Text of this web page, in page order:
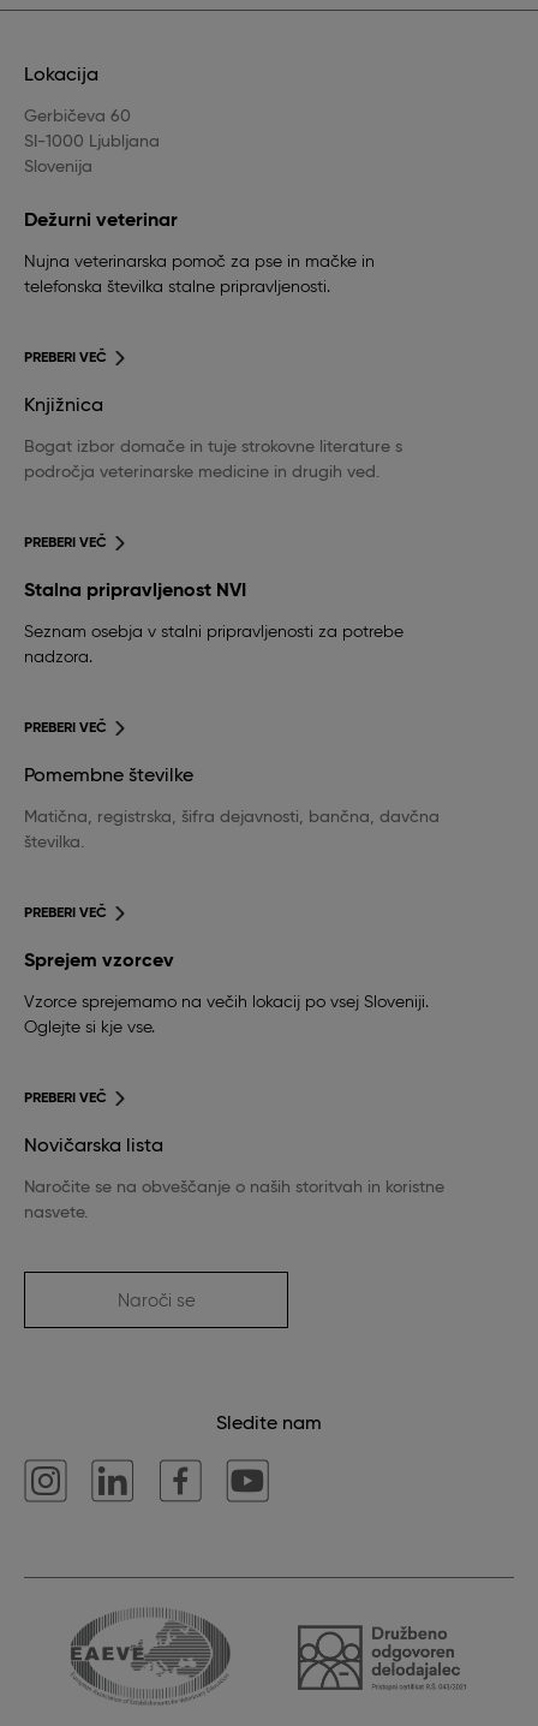
Lokacija
Gerbičeva 60
SI-1000 Ljubljana
Slovenija
Dežurni veterinar
Nujna veterinarska pomoč za pse in mačke in
telefonska številka stalne pripravljenosti.
PREBERI VEČ
Knjižnica
Bogat izbor domače in tuje strokovne literature s
področja veterinarske medicine in drugih ved.
PREBERI VEČ
Stalna pripravljenost NVI
Seznam osebja v stalni pripravljenosti za potrebe
nadzora.
PREBERI VEČ
Pomembne številke
Matična, registrska, šifra dejavnosti, bančna, davčna
številka.
PREBERI VEČ
Sprejem vzorcev
Vzorce sprejemamo na večih lokacij po vsej Sloveniji.
Oglejte si kje vse.
PREBERI VEČ
Novičarska lista
Naročite se na obveščanje o naših storitvah in koristne
nasvete.
Naroči se
Sledite nam